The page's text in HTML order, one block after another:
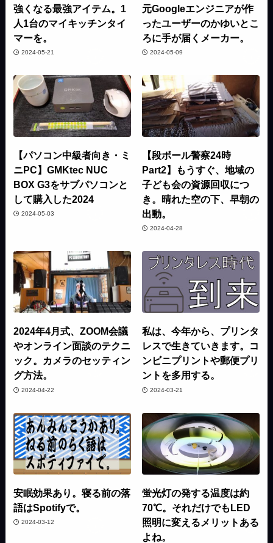
強くなる最強アイテム。1
人1台のマイキッチンタイ
マーを。
2024-05-21
元Googleエンジニアが作
ったユーザーのかゆいとこ
ろに手が届くメーカー。
2024-05-09
【パソコン中級者向き・ミ
ニPC】GMKtec NUC
BOX G3をサブパソコンと
して購入した2024
2024-05-03
【段ボール警察24時
Part2】もうすぐ、地域の
子ども会の資源回収につ
き。晴れた空の下、早朝の
出動。
2024-04-28
2024年4月式、ZOOM会議
やオンライン面談のテクニ
ック。カメラのセッティン
グ方法。
2024-04-22
私は、今年から、プリンタ
レスで生きていきます。コ
ンビニプリントや郵便プリ
ントを多用する。
2024-03-21
安眠効果あり。寝る前の落
語はSpotifyで。
2024-03-12
蛍光灯の発する温度は約
70℃。それだけでもLED
照明に変えるメリットある
よね。